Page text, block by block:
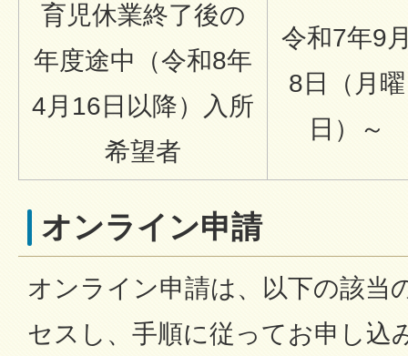
育児休業終了後の
年度途中（令和8年
4月16日以降）入所
希望者
令和7年9
8日（月曜
日）～
オンライン申請
オンライン申請は、以下の該当
セスし、手順に従ってお申し込